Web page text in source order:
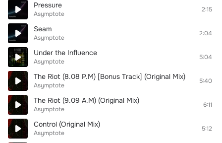
Pressure
Asymptote
2:15
Seam
Asymptote
2:04
Under the Influence
Asymptote
5:04
The Riot (8.08 P.M) [Bonus Track] (Original Mix)
Asymptote
5:40
The Riot (9.09 A.M) (Original Mix)
Asymptote
6:11
Control (Original Mix)
Asymptote
5:12